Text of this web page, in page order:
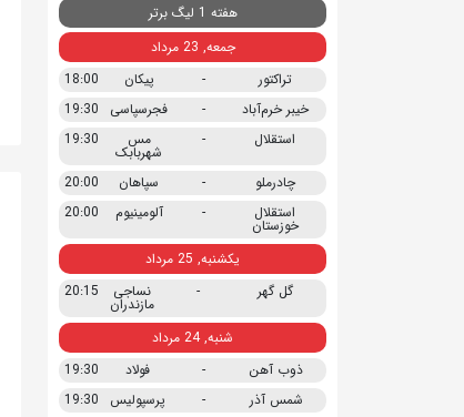
هفته 1 لیگ برتر
جمعه, 23 مرداد
تراکتور
- پیکان
18:00
خیبر خرم‌آباد
- فجرسپاسی
19:30
استقلال
- مس
شهربابک
19:30
چادرملو - سپاهان
20:00
استقلال
خوزستان
- آلومینیوم 20:00
یکشنبه, 25 مرداد
گل گهر
- نساجی
مازندران
20:15
شنبه, 24 مرداد
ذوب آهن
- فولاد
19:30
شمس آذر
- پرسپولیس
19:30